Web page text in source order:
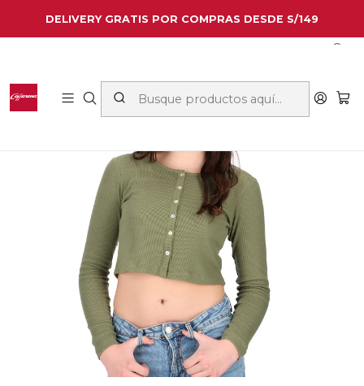
DELIVERY GRATIS POR COMPRAS DESDE S/149